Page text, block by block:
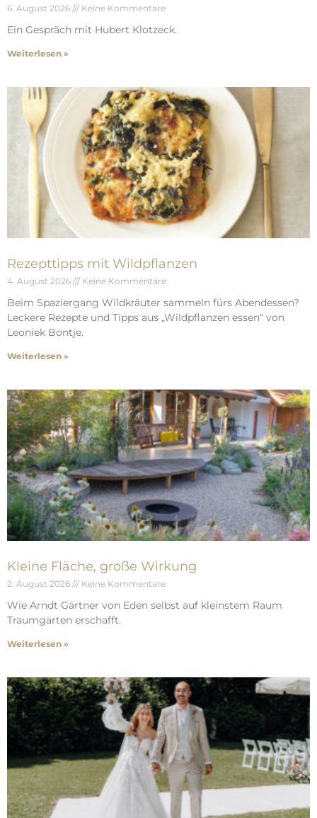
6. August 2026 Keine Kommentare
Ein Gespräch mit Hubert Klotzeck.
Weiterlesen »
Rezepttipps mit Wildpflanzen
4. August 2026 Keine Kommentare
Beim Spaziergang Wildkräuter sammeln fürs Abendessen?
Leckere Rezepte und Tipps aus „Wildpflanzen essen“ von
Leoniek Bontje.
Weiterlesen »
Kleine Fläche, große Wirkung
2. August 2026 Keine Kommentare
Wie Arndt Gärtner von Eden selbst auf kleinstem Raum
Traumgärten erschafft.
Weiterlesen »